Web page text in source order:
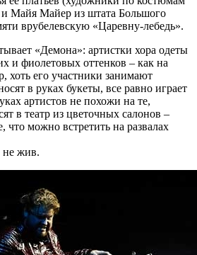
Майя Майер из штата Большого
врубелевскую «Царевну-лебедь».
«Демона»: артистки хора одеты
и фиолетовых оттенков – как на
хоть его участники занимают
в руках букеты, все равно играет
артистов не похожи на те,
в театр из цветочных салонов –
что можно встретить на развалах
не жив.